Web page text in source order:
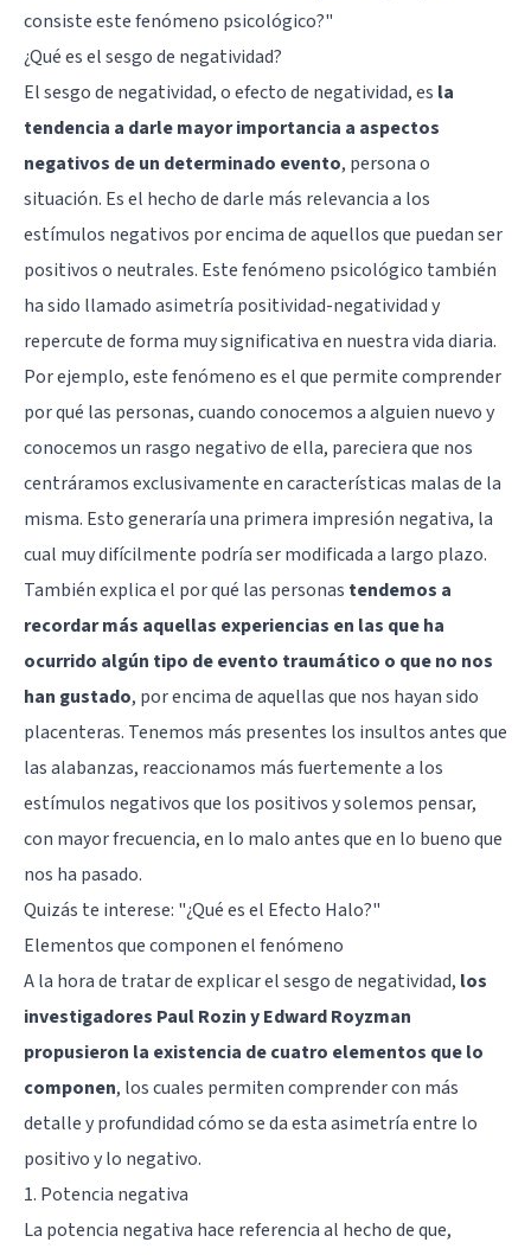
consiste este fenómeno psicológico?"
¿Qué es el sesgo de negatividad?
El sesgo de negatividad, o efecto de negatividad, es la
tendencia a darle mayor importancia a aspectos
negativos de un determinado evento, persona o
situación. Es el hecho de darle más relevancia a los
estímulos negativos por encima de aquellos que puedan ser
positivos o neutrales. Este fenómeno psicológico también
ha sido llamado asimetría positividad-negatividad y
repercute de forma muy significativa en nuestra vida diaria.
Por ejemplo, este fenómeno es el que permite comprender
por qué las personas, cuando conocemos a alguien nuevo y
conocemos un rasgo negativo de ella, pareciera que nos
centráramos exclusivamente en características malas de la
misma. Esto generaría una primera impresión negativa, la
cual muy difícilmente podría ser modificada a largo plazo.
También explica el por qué las personas tendemos a
recordar más aquellas experiencias en las que ha
ocurrido algún tipo de evento traumático o que no nos
han gustado, por encima de aquellas que nos hayan sido
placenteras. Tenemos más presentes los insultos antes que
las alabanzas, reaccionamos más fuertemente a los
estímulos negativos que los positivos y solemos pensar,
con mayor frecuencia, en lo malo antes que en lo bueno que
nos ha pasado.
Quizás te interese: "¿Qué es el Efecto Halo?"
Elementos que componen el fenómeno
A la hora de tratar de explicar el sesgo de negatividad, los
investigadores Paul Rozin y Edward Royzman
propusieron la existencia de cuatro elementos que lo
componen, los cuales permiten comprender con más
detalle y profundidad cómo se da esta asimetría entre lo
positivo y lo negativo.
1. Potencia negativa
La potencia negativa hace referencia al hecho de que,